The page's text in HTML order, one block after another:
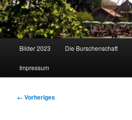
Bilder 2023 Die Burschenschaft
Impressum
Bilder-
← Vorheriges